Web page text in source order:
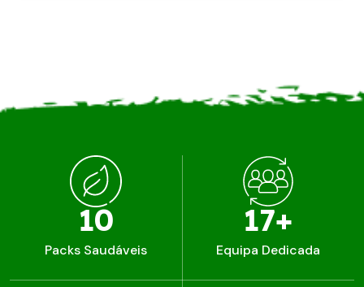
10
Packs Saudáveis
17+
Equipa Dedicada